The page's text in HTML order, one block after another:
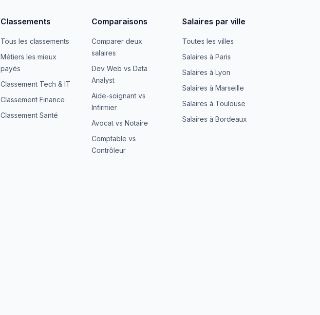
Classements
Tous les classements
Métiers les mieux
payés
Classement Tech & IT
Classement Finance
Classement Santé
Comparaisons
Comparer deux
salaires
Dev Web vs Data
Analyst
Aide-soignant vs
Infirmier
Avocat vs Notaire
Comptable vs
Contrôleur
Salaires par ville
Toutes les villes
Salaires à Paris
Salaires à Lyon
Salaires à Marseille
Salaires à Toulouse
Salaires à Bordeaux